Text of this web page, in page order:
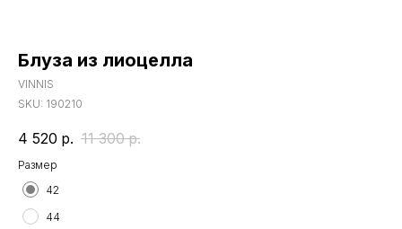
Блуза из лиоцелла
VINNIS
SKU: 190210
4 520 р. 11 300 р.
Размер
42
44